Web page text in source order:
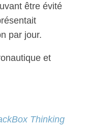
être évité
par jour.
et
Thinking